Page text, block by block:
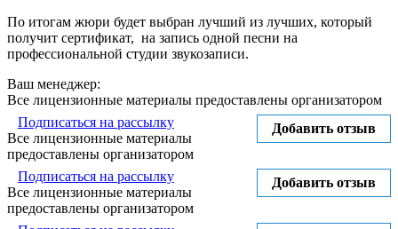
По итогам жюри будет выбран лучший из лучших, который
получит сертификат, на запись одной песни на
профессиональной студии звукозаписи.
Ваш менеджер:
Все лицензионные материалы предоставлены организатором
Добавить отзыв
Подписаться на рассылку
Все лицензионные материалы
предоставлены организатором
Добавить отзыв
Подписаться на рассылку
Все лицензионные материалы
предоставлены организатором